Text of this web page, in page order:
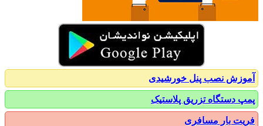
نصب پنل خورشیدی
دستگاه تزریق پلاستیک
بار مسافری